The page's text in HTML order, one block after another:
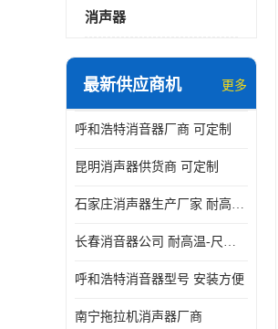
消声器
最新供应商机 更多
呼和浩特消音器厂商 可定制
昆明消声器供货商 可定制
石家庄消声器生产厂家 耐高温-尺寸可定制
长春消音器公司 耐高温-尺寸可定制
呼和浩特消音器型号 安装方便
南宁拖拉机消声器厂商